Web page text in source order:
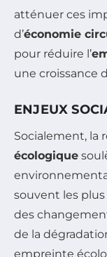
atténuer ces
d’économie
pour réduire l’
une croissance
ENJEUX
Socialement, la
écologique
souvent les
des
de la
empreinte